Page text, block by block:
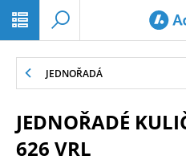
JEDNOŘADÁ
JEDNOŘADÉ
626 VRL